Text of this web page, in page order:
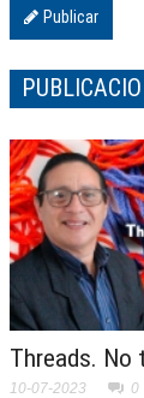
Publicar
Threads. No
10-07-2023 0